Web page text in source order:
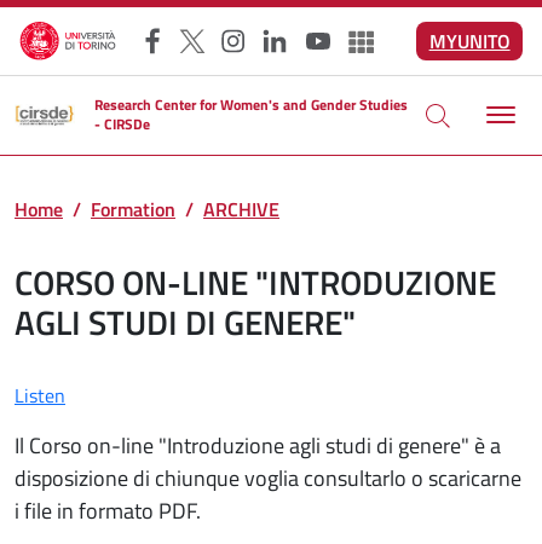
Skip to main content
Facebook
X Instagram
LinkedInYouTubeAltri social
MYUNITO
Research Center for Women's and Gender Studies
- CIRSDe
Home Formation ARCHIVE
CORSO ON-LINE "INTRODUZIONE
AGLI STUDI DI GENERE"
Listen
Il Corso on-line "Introduzione agli studi di genere" è a
disposizione di chiunque voglia consultarlo o scaricarne
i file in formato PDF.